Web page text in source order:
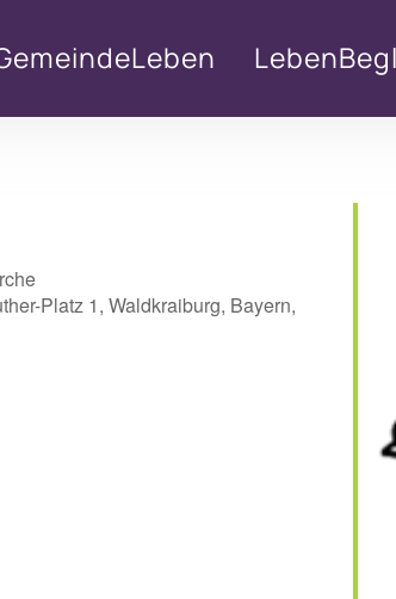
Platz 1, Waldkraiburg, Bayern,